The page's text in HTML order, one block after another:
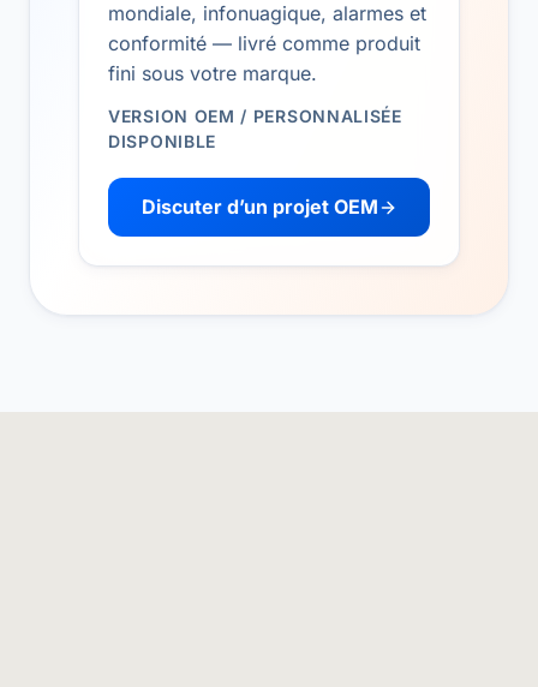
mondiale, infonuagique, alarmes et
conformité — livré comme produit
fini sous votre marque.
VERSION OEM / PERSONNALISÉE
DISPONIBLE
Discuter d’un projet OEM